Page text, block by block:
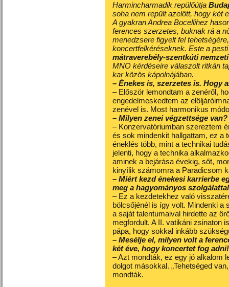
Harmincharmadik repülőútja
soha nem repült azelőtt, hogy két
A gyakran Andrea Bocellihez
ferences szerzetes, buknak rá a
menedzsere figyelt fel
koncertfelkéréseknek. Este a
mátraverebély-szentkúti
MNO kérdéseire válaszolt ritkán
kar közös kápolnájában.
– Énekes is, szerzetes is. Hogy
– Először lemondtam a zenéről,
engedelmeskedtem az
zenével is. Most harmonikus
– Milyen zenei végzettsége van?
– Konzervatóriumban szereztem
és sok mindenkit hallgattam, ez a
éneklés több, mint a technikai
jelenti, hogy a technika
aminek a bejárása évekig, sőt,
kinyílik számomra a Paradicsom
– Miért kezd énekesi karrierbe
meg a hagyományos
– Ez a kezdetekhez való
bölcsőjénél is így volt. Mindenki a
a saját talentumaival hirdette az
megfordult. A II. vatikáni zsinaton
pápa, hogy sokkal inkább
– Mesélje el, milyen volt a
két éve, hogy koncertet fog adni!
– Azt mondták, ez egy jó alkalom
dolgot másokkal. „Tehetséged
mondták.